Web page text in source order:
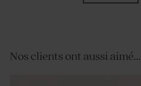
Nos clients ont aussi aimé...